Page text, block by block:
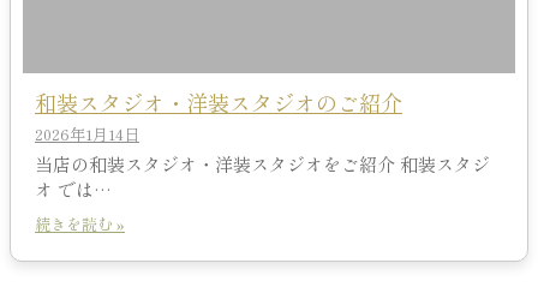
和装スタジオ・洋装スタジオのご紹介
2026年1月14日
当店の和装スタジオ・洋装スタジオをご紹介 和装スタジ
オ では…
続きを読む »